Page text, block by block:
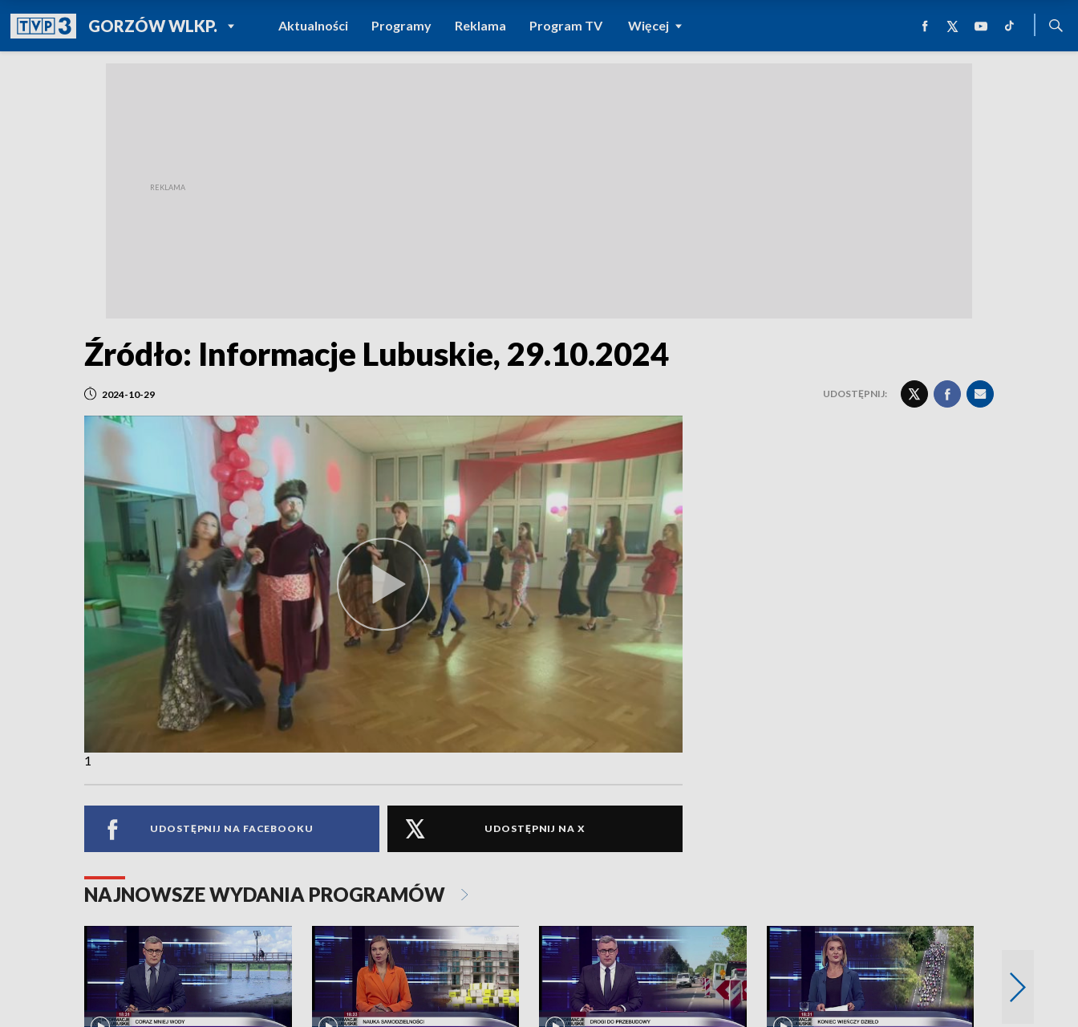
GORZÓW WLKP.POWRÓT DO
TVP REGIONY
Aktualności Programy Reklama Program TV Więcej
Źródło: Informacje Lubuskie, 29.10.2024
2024-10-29 UDOSTĘPNIJ:
1
UDOSTĘPNIJ NA FACEBOOKU UDOSTĘPNIJ NA X
NAJNOWSZE WYDANIA PROGRAMÓW